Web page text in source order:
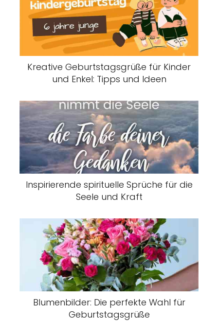
Kreative Geburtstagsgrüße für Kinder
und Enkel: Tipps und Ideen
Inspirierende spirituelle Sprüche für die
Seele und Kraft
Blumenbilder: Die perfekte Wahl für
Geburtstagsgrüße